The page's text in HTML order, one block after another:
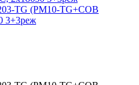
TG (PM10-TG+СОВ
3+3реж